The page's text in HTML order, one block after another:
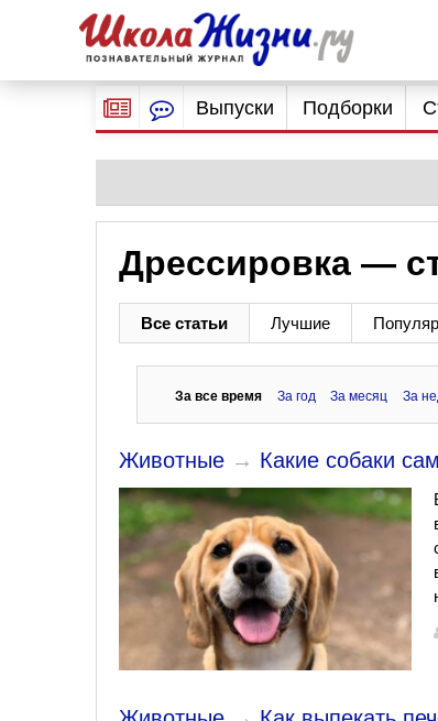
Выпуски Подборки
Дрессировка —
Все статьи Лучшие
За все время За год За месяц За
Животные → Какие собаки